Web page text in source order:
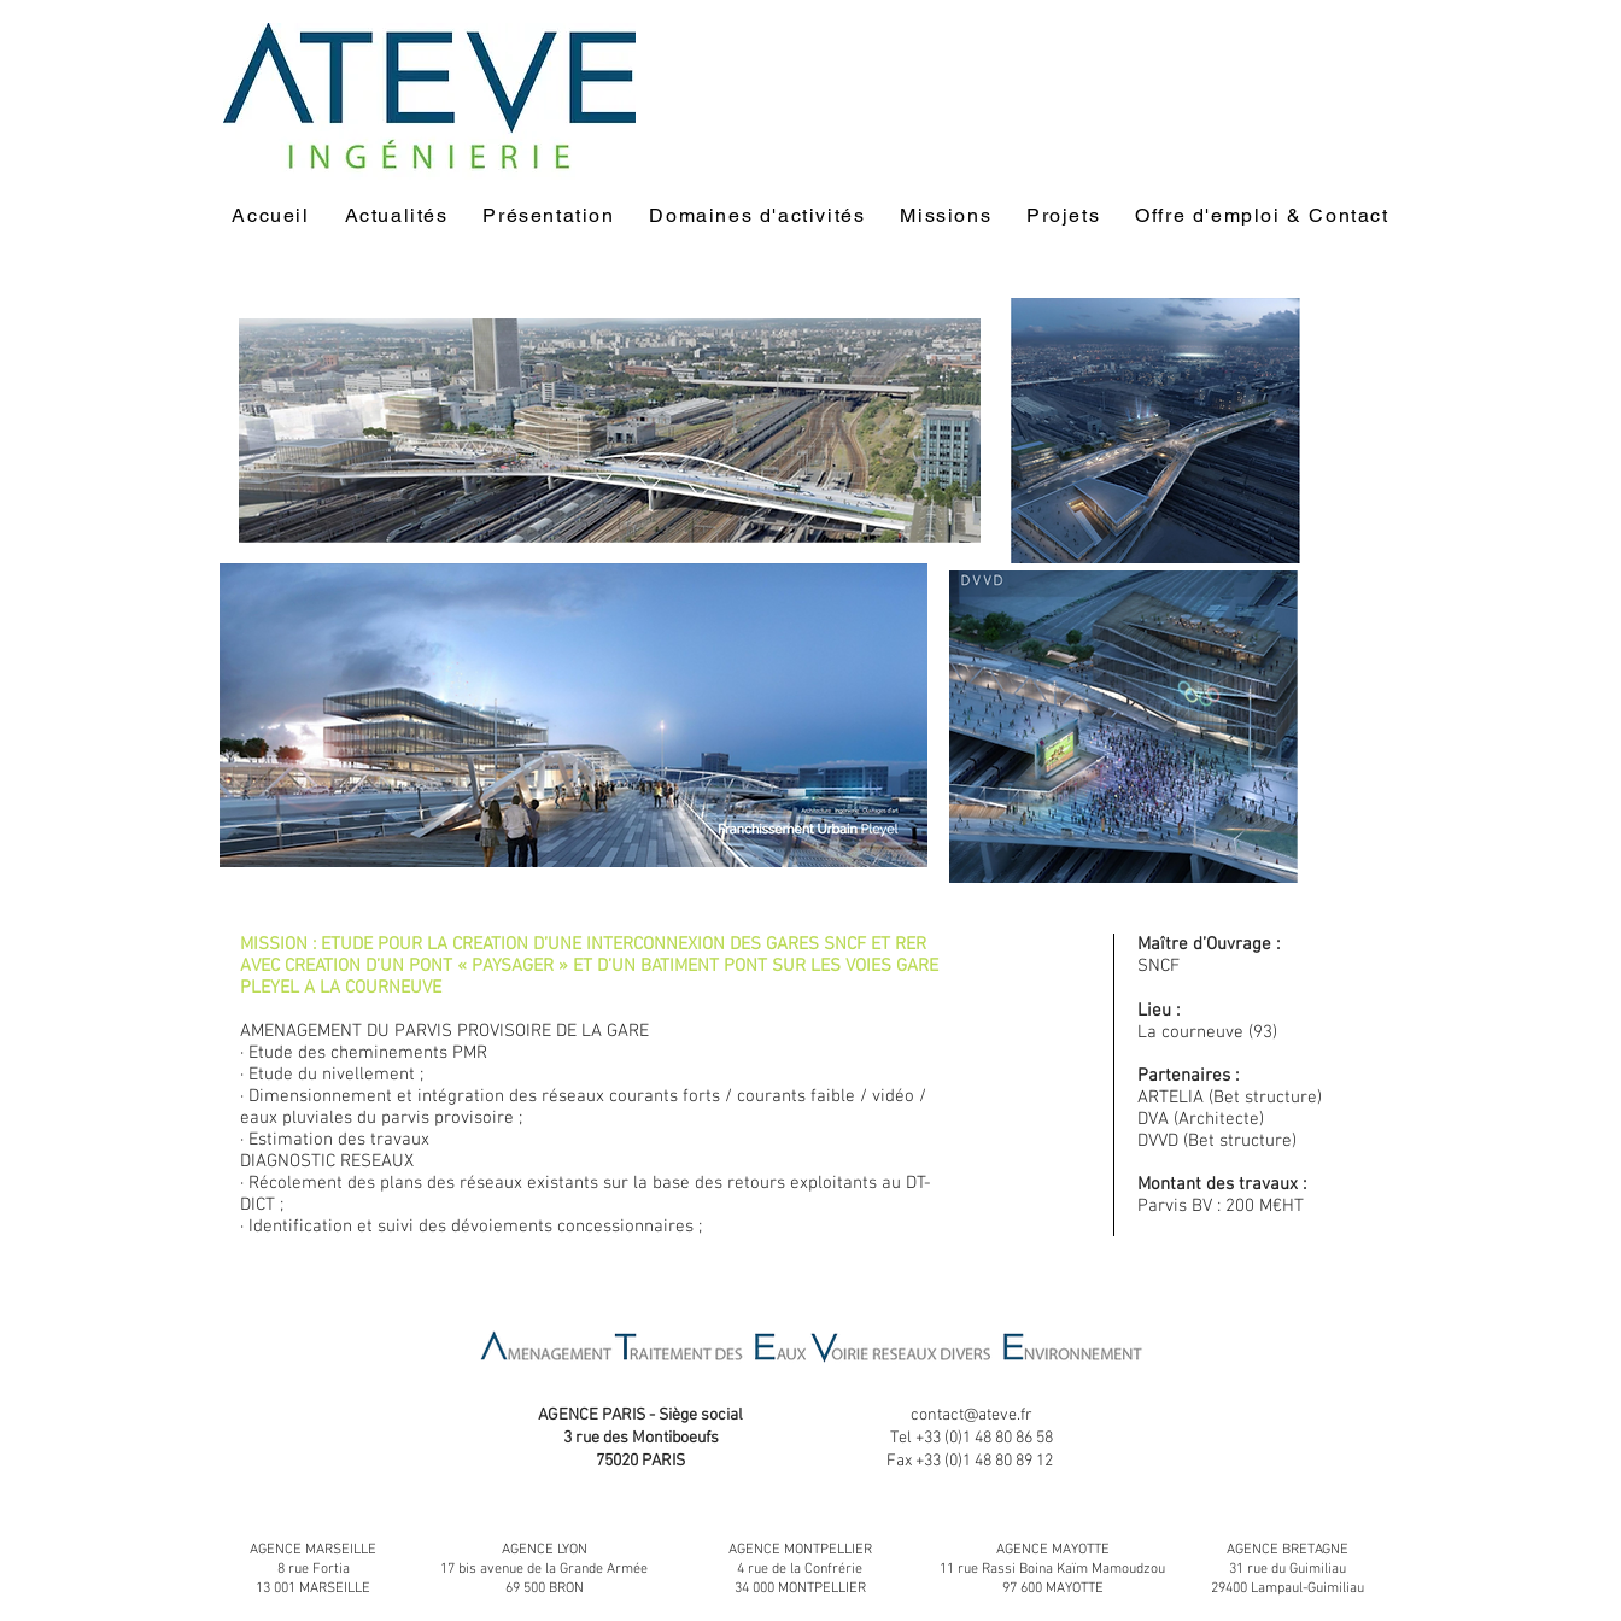
Accueil Actualités Présentation Domaines d'activités Missions Projets Offre d'emploi & Contact
MISSION : ETUDE POUR LA CREATION D’UNE INTERCONNEXION DES GARES SNCF ET RER
AVEC CREATION D’UN PONT « PAYSAGER » ET D’UN BATIMENT PONT SUR LES VOIES GARE
PLEYEL A LA COURNEUVE
AMENAGEMENT DU PARVIS PROVISOIRE DE LA GARE
· Etude des cheminements PMR
· Etude du nivellement ;
· Dimensionnement et intégration des réseaux courants forts / courants faible / vidéo /
eaux pluviales du parvis provisoire ;
· Estimation des travaux
DIAGNOSTIC RESEAUX
· Récolement des plans des réseaux existants sur la base des retours exploitants au DT-
DICT ;
· Identification et suivi des dévoiements concessionnaires ;
Maître d’Ouvrage :
SNCF
Lieu :
La courneuve (93)
Partenaires :
ARTELIA (Bet structure)
DVA (Architecte)
DVVD (Bet structure)
Montant des travaux :
Parvis BV : 200 M€HT
AGENCE PARIS - Siège social
3 rue des Montiboeufs
75020 PARIS
contact@ateve.fr
Tel +33 (0)1 48 80 86 58
Fax +33 (0)1 48 80 89 12
AGENCE MARSEILLE
8 rue Fortia
13 001 MARSEILLE
AGENCE LYON
17 bis avenue de la Grande Armée
69 500 BRON
AGENCE MONTPELLIER
4 rue de la Confrérie
34 000 MONTPELLIER
AGENCE MAYOTTE
11 rue Rassi Boina Kaïm Mamoudzou
97 600 MAYOTTE
AGENCE BRETAGNE
31 rue du Guimiliau
29400 Lampaul-Guimiliau